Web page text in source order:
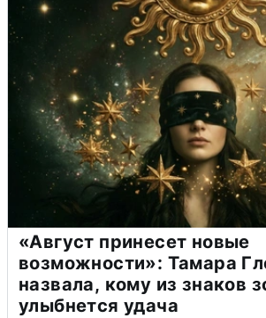
«Август принесет новые
возможности»: Тамара
назвала, кому из знаков
улыбнется удача